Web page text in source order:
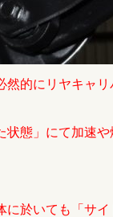
然的にリヤキャ
状態」にて加速
於いても「サ